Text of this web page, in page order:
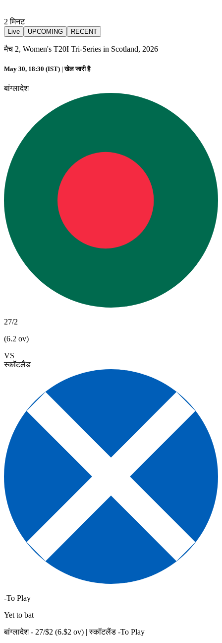
2मिनट
Live UPCOMING RECENT
मैच 2, Women's T20I Tri-Series in Scotland, 2026
May 30, 18:30 (IST) |खेल जारी है
बांग्लादेश
27/2
(6.2 ov)
VS
स्कॉटलैंड
-To Play
Yet to bat
बांग्लादेश - 27/$2 (6.$2 ov) | स्कॉटलैंड -To Play